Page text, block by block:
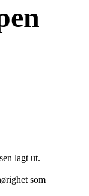
lagt ut.
som